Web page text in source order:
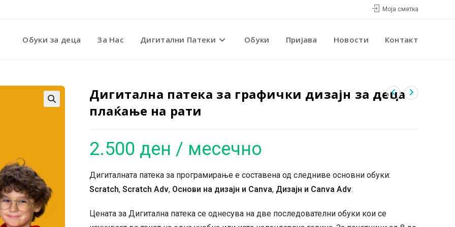
Моја сметка
Обуки за деца За Нас Дигитални Патеки Обуки Пријава Новости Контакт
Дигитална патека за графички дизајн за деца
плаќање на рати
2.500 ден / месечно
Дигиталната патека за програмирање е составена од следниве основни обуки:
Scratch, Scratch Adv, Основи на дизајн и Canva, Дизајн и Canva Adv.
Цената за Дигитална патека се однесува на две последователни обуки кои се